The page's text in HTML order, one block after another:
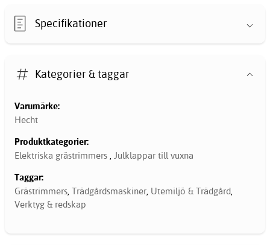
Specifikationer
Kategorier & taggar
Varumärke:
Hecht
Produktkategorier:
Elektriska grästrimmers , Julklappar till vuxna
Taggar:
Grästrimmers, Trädgårdsmaskiner, Utemiljö & Trädgård,
Verktyg & redskap